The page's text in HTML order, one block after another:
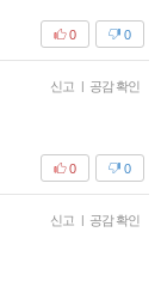
0
0
신고 | 공감 확인
0
0
신고 | 공감 확인